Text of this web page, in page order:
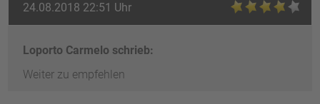
24.08.2018 22:51 Uhr
Loporto Carmelo schrieb:
Weiter zu empfehlen